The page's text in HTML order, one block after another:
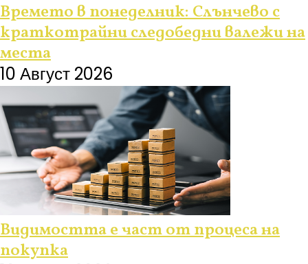
Времето в понеделник: Слънчево с
краткотрайни следобедни валежи на
места
10 Август 2026
Видимостта е част от процеса на
покупка